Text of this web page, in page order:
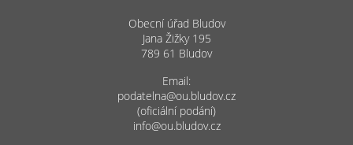
Obecní úřad Bludov
Jana Žižky 195
789 61 Bludov
Email:
podatelna@ou.bludov.cz
(oficiální podání)
info@ou.bludov.cz